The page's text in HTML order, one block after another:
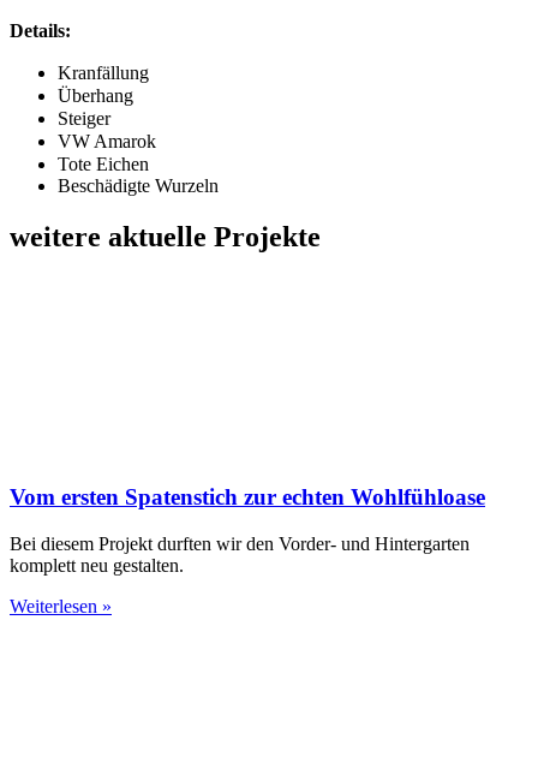
Details:⠀
Kranfällung⠀
Überhang ⠀
Steiger⠀
VW Amarok⠀
Tote Eichen ⠀
Beschädigte Wurzeln
weitere aktuelle Projekte
Vom ersten Spatenstich zur echten Wohlfühloase
Bei diesem Projekt durften wir den Vorder- und Hintergarten
komplett neu gestalten.
Weiterlesen »